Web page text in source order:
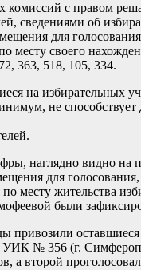
комиссий с правом
сведениями об
для
месту своего
363, 518, 105, 334.
на избирательных
не
наглядно видно на
для
месту жительства
были
привозили
УИК № 356 (г.
а второй